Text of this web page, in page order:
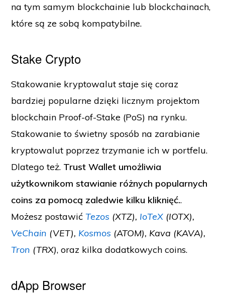
na tym samym blockchainie lub blockchainach,
które są ze sobą kompatybilne.
Stake Crypto
Stakowanie kryptowalut staje się coraz
bardziej popularne dzięki licznym projektom
blockchain Proof-of-Stake (PoS) na rynku.
Stakowanie to świetny sposób na zarabianie
kryptowalut poprzez trzymanie ich w portfelu.
Dlatego też. Trust Wallet umożliwia
użytkownikom stawianie różnych popularnych
coins za pomocą zaledwie kilku kliknięć..
Możesz postawićTezos (XTZ), IoTeX (IOTX),
VeChain (VET), Kosmos (ATOM), Kava (KAVA),
Tron (TRX), oraz kilka dodatkowych coins.
dApp Browser